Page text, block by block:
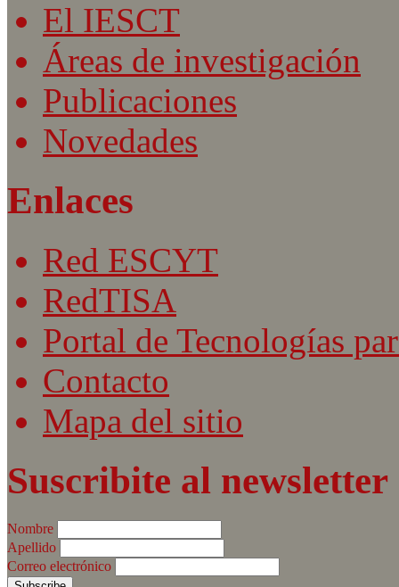
El IESCT
Áreas de investigación
Publicaciones
Novedades
Enlaces
Red ESCYT
RedTISA
Portal de Tecnologías
Contacto
Mapa del sitio
Suscribite al newsletter
Nombre
Apellido
Correo electrónico